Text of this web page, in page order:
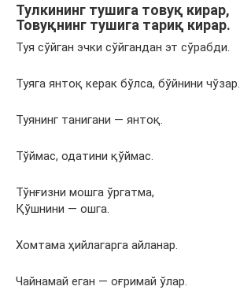
Тулкининг тушига товуқ кирар,
Товуқнинг тушига тариқ кирар.
Туя сўйган эчки сўйгандан эт сўрабди.
Туяга янтоқ керак бўлса, бўйнини чўзар.
Туянинг танигани — янтоқ.
Тўймас, одатини қўймас.
Тўнғизни мошга ўргатма,
Қўшнини — ошга.
Хомтама ҳийлагарга айланар.
Чайнамай еган — оғримай ўлар.